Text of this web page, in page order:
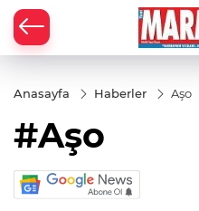
Anasayfa Haberler Aşo
#Aşo